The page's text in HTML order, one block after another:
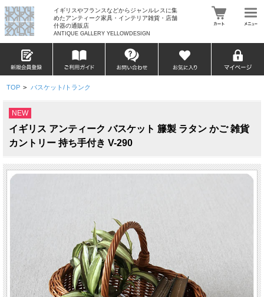
イギリスやフランスなどからジャンルレスに集
めたアンティーク家具・インテリア雑貨・店舗
什器の通販店
ANTIQUE GALLERY YELLOWDESIGN
TOP > バスケット/トランク
NEW
イギリス アンティーク バスケット 籐製 ラタン かご 雑貨
カントリー 持ち手付き V-290